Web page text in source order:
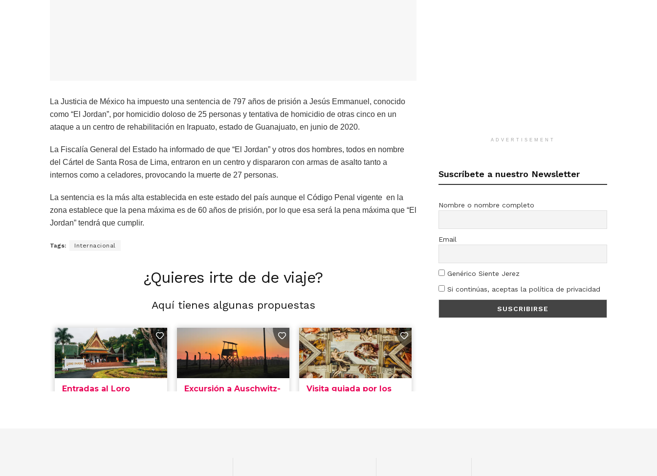
La Justicia de México ha impuesto una sentencia de 797 años de prisión a Jesús Emmanuel, conocido
como “El Jordan”, por homicidio doloso de 25 personas y tentativa de homicidio de otras cinco en un
ataque a un centro de rehabilitación en Irapuato, estado de Guanajuato, en junio de 2020.
La Fiscalía General del Estado ha informado de que “El Jordan” y otros dos hombres, todos en nombre
del Cártel de Santa Rosa de Lima, entraron en un centro y dispararon con armas de asalto tanto a
internos como a celadores, provocando la muerte de 27 personas.
La sentencia es la más alta establecida en este estado del país aunque el Código Penal vigente en la
zona establece que la pena máxima es de 60 años de prisión, por lo que esa será la pena máxima que “El
Jordan” tendrá que cumplir.
Tags: Internacional
¿Quieres irte de de viaje?
Aquí tienes algunas propuestas
ADVERTISEMENT
Suscríbete a nuestro Newsletter
Nombre o nombre completo
Email
Genérico Siente Jerez
Si continúas, aceptas la política de privacidad